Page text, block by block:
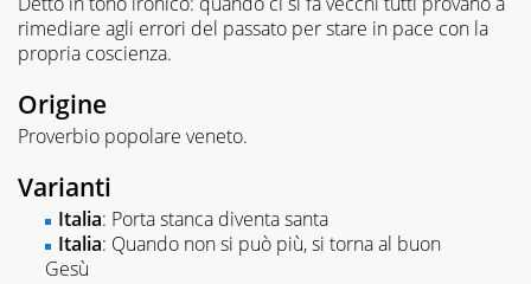
rimediare agli errori del passato per stare in pace con la
propria coscienza.
Origine
Proverbio popolare veneto.
Varianti
Italia: Porta stanca diventa santa
Italia: Quando non si può più, si torna al buon
Gesù